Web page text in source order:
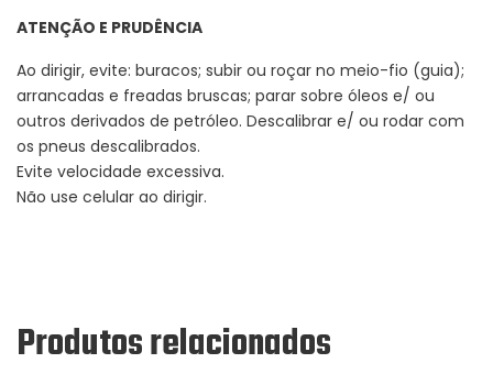
ATENÇÃO E PRUDÊNCIA
Ao dirigir, evite: buracos; subir ou roçar no meio-fio (guia);
arrancadas e freadas bruscas; parar sobre óleos e/ ou
outros derivados de petróleo. Descalibrar e/ ou rodar com
os pneus descalibrados.
Evite velocidade excessiva.
Não use celular ao dirigir.
Produtos relacionados